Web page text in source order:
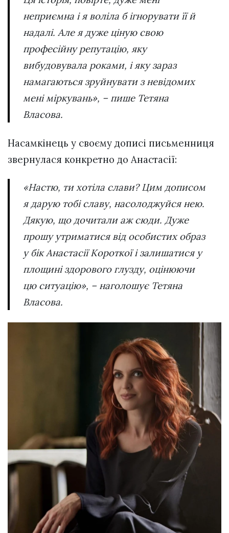
неприємна і я воліла б ігнорувати її й
надалі. Але я дуже ціную свою
професійну репутацію, яку
вибудовувала роками, і яку зараз
намагаються зруйнувати з невідомих
мені міркувань», – пише Тетяна
Власова.
Насамкінець у своєму дописі письменниця
звернулася конкретно до Анастасії:
«Настю, ти хотіла слави? Цим дописом
я дарую тобі славу, насолоджуйся нею.
Дякую, що дочитали аж сюди. Дуже
прошу утриматися від особистих образ
у бік Анастасії Короткої і залишатися у
площині здорового глузду, оцінюючи
цю ситуацію», – наголошує Тетяна
Власова.